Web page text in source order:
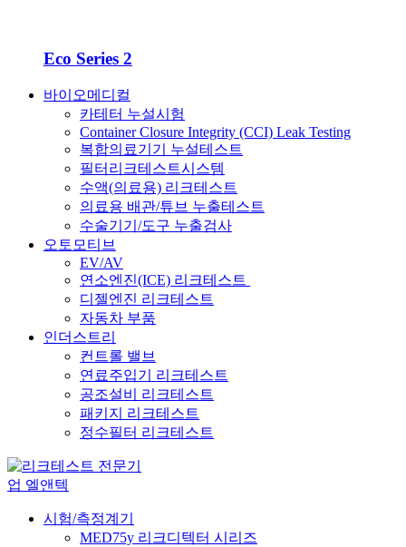
Eco Series 2
바이오메디컬
카테터 누설시험
Container Closure Integrity (CCI) Leak Testing
복합의료기기 누설테스트
필터리크테스트시스템
수액(의료용) 리크테스트
의료용 배관/튜브 누출테스트
수술기기/도구 누출검사
오토모티브
EV/AV
연소엔진(ICE) 리크테스트
디젤엔진 리크테스트
자동차 부품
인더스트리
컨트롤 밸브
연료주입기 리크테스트
공조설비 리크테스트
패키지 리크테스트
정수필터 리크테스트
시험/측정계기
MED75y 리크디텍터 시리즈